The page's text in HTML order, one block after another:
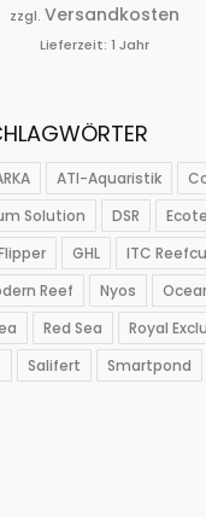
zzgl.Versandkosten
Lieferzeit:1 Jahr
ATI-Aquaristik
Solution
DSR
GHL
ITC
Reef Nyos
Red Sea
Royal
Salifert
Smartpond